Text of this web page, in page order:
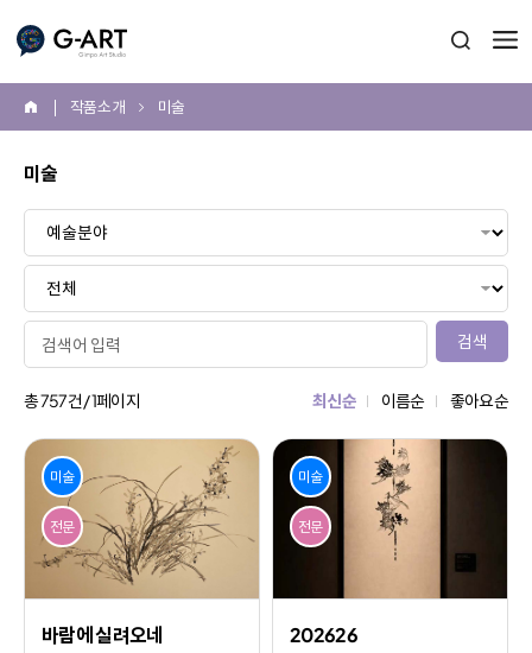
G-ART 검색 열
홈 작품 소개 미술
미술
게
검
검색
총757건 /1페이지 최신순 이름순 좋아요순
미술
전문
바람에 실려오네
미술
전문
202626